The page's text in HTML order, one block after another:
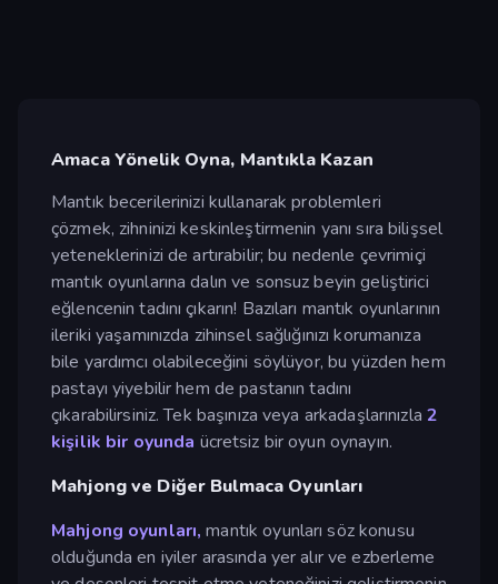
Amaca Yönelik Oyna, Mantıkla Kazan
Mantık becerilerinizi kullanarak problemleri
çözmek, zihninizi keskinleştirmenin yanı sıra bilişsel
yeteneklerinizi de artırabilir; bu nedenle çevrimiçi
mantık oyunlarına dalın ve sonsuz beyin geliştirici
eğlencenin tadını çıkarın! Bazıları mantık oyunlarının
ileriki yaşamınızda zihinsel sağlığınızı korumanıza
bile yardımcı olabileceğini söylüyor, bu yüzden hem
pastayı yiyebilir hem de pastanın tadını
çıkarabilirsiniz. Tek başınıza veya arkadaşlarınızla 2
kişilik bir oyunda ücretsiz bir oyun oynayın.
Mahjong ve Diğer Bulmaca Oyunları
Mahjong oyunları, mantık oyunları söz konusu
olduğunda en iyiler arasında yer alır ve ezberleme